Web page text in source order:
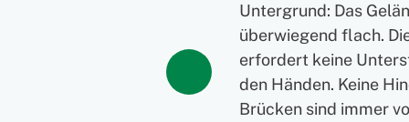
Untergrund: Das
überwiegend flach.
erfordert keine
den Händen. Keine
Brücken sind immer